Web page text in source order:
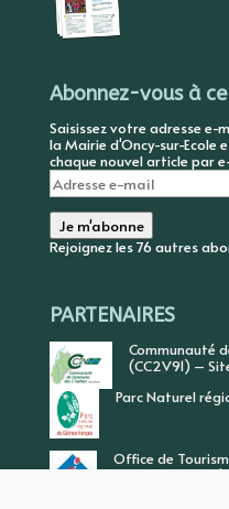
Abonnez-vous à
Saisissez votre adresse e-
la Mairie d'Oncy-sur-Ecole
chaque nouvel article par
Adresse
e-
mail
Je m'abonne
Rejoignez les 76 autres
PARTENAIRES
Communauté
(CC2V91) –
Parc Naturel
Office de
Forêt, Vallée de